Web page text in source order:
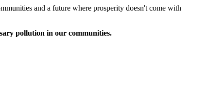
and a future where prosperity doesn't come with
pollution in our communities.